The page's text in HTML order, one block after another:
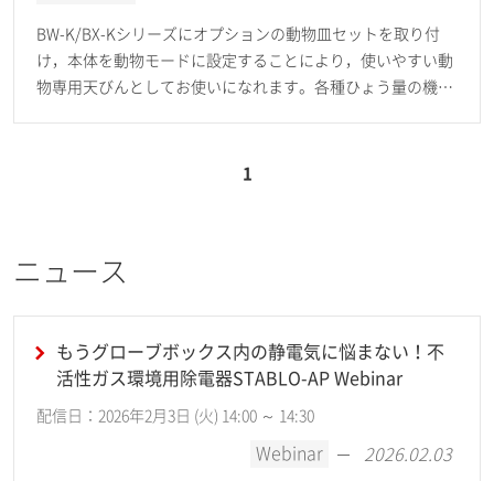
BW-K/BX-Kシリーズにオプションの動物皿セットを取り付
け，本体を動物モードに設定することにより，使いやすい動
物専用天びんとしてお使いになれます。各種ひょう量の機種
1
ニュース
もうグローブボックス内の静電気に悩まない！不
活性ガス環境用除電器STABLO-AP Webinar
配信日：2026年2月3日 (火) 14:00 ～ 14:30
Webinar 2026.02.03